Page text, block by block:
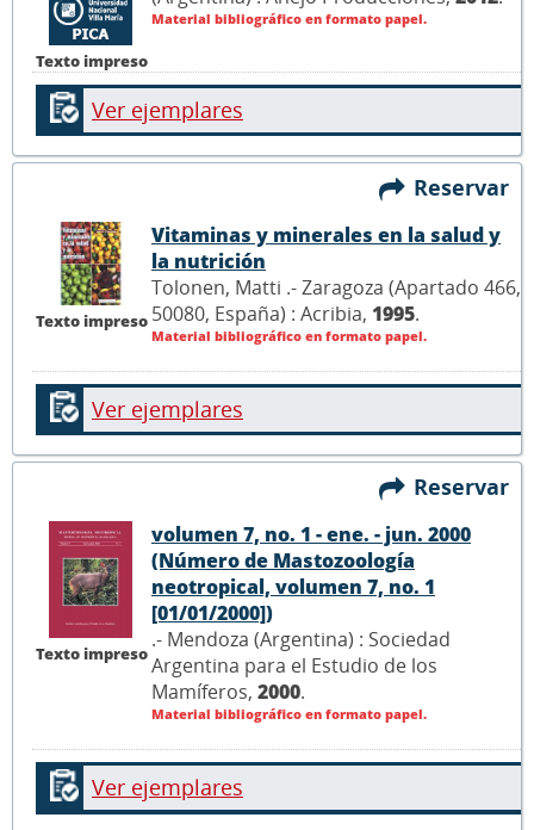
Texto impreso
Material bibliográfico en formato papel.
Ver ejemplares
Reservar
Texto impreso
Vitaminas y minerales en la salud y
la nutrición
Tolonen, Matti .- Zaragoza (Apartado 466,
50080, España) : Acribia, 1995.
Material bibliográfico en formato papel.
Ver ejemplares
Reservar
Texto impreso
volumen 7, no. 1 - ene. - jun. 2000
(Número de Mastozoología
neotropical, volumen 7, no. 1
[01/01/2000])
.- Mendoza (Argentina) : Sociedad
Argentina para el Estudio de los
Mamíferos, 2000.
Material bibliográfico en formato papel.
Ver ejemplares